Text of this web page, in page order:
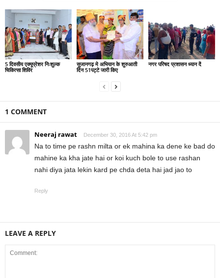
5 दिवसीय एक्यूप्रेशर निःशुल्क
चिकित्सा शिविर
सुजानगढ़ मे अभियान के शुरुआती
दिन 51पट्टे जारी किए
नगर परिषद प्रशासन ध्यान दें
1 COMMENT
Neeraj rawat December 30, 2016 At 5:42 pm
Na to time pe rashn milta or ek mahina ka dene ke bad do
mahine ka kha jate hai or koi kuch bole to use rashan
nahi diya jata lekin kard pe chda deta hai jad jao to
Reply
LEAVE A REPLY